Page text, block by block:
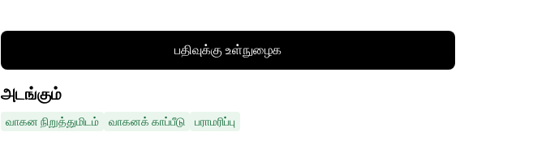
பதிவுக்கு உள்நுழைக
அடங்கும்
வாகன நிறுத்துமிடம் வாகனக் காப்பீடு பராமரிப்பு